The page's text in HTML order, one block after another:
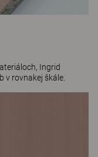
Ingrid
v rovnakej škále.